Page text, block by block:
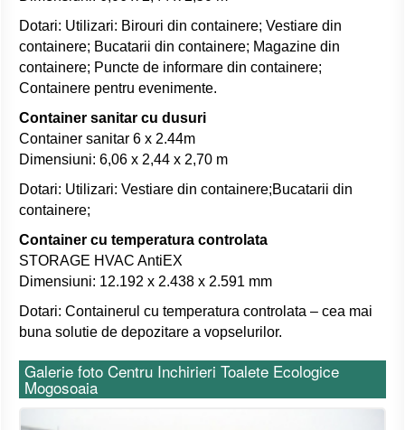
Dotari: Utilizari: Birouri din containere; Vestiare din
containere; Bucatarii din containere; Magazine din
containere; Puncte de informare din containere;
Containere pentru evenimente.
Container sanitar cu dusuri
Container sanitar 6 x 2.44m
Dimensiuni: 6,06 x 2,44 x 2,70 m
Dotari: Utilizari: Vestiare din containere;Bucatarii din
containere;
Container cu temperatura controlata
STORAGE HVAC AntiEX
Dimensiuni: 12.192 x 2.438 x 2.591 mm
Dotari: Containerul cu temperatura controlata – cea mai
buna solutie de depozitare a vopselurilor.
Galerie foto Centru Inchirieri Toalete Ecologice
Mogosoaia